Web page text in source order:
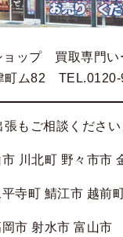
ョップ 買取専門い
町ム82 TEL.0120-
もご相談ください
川北町 野々市市
寺町 鯖江市 越前
市 射水市 富山市